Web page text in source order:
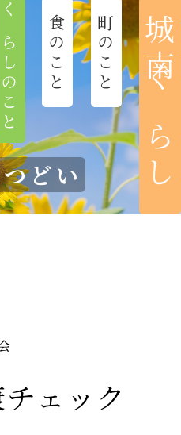
くらしのこと 食のこと 町のこと 城南ぐらし
ホーム
新着情報
り協議会
のつどい
どい
ェック